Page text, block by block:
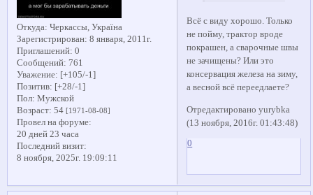
Откуда: Черкассы, Україна
Зарегистрирован: 8 января, 2011г.
Приглашений: 0
Сообщений: 761
Уважение: [+105/-1]
Позитив: [+28/-1]
Пол: Мужской
Возраст: 54 [1971-08-08]
Провел на форуме:
20 дней 23 часа
Последний визит:
8 ноября, 2025г. 19:09:11
Всё с виду хорошо. Только
не пойму, трактор вроде
покрашен, а сварочные швы
не зачищены? Или это
консервация железа на зиму,
а весной всё переедлаете?
Отредактировано yurybka
(13 ноября, 2016г. 01:43:48)
0